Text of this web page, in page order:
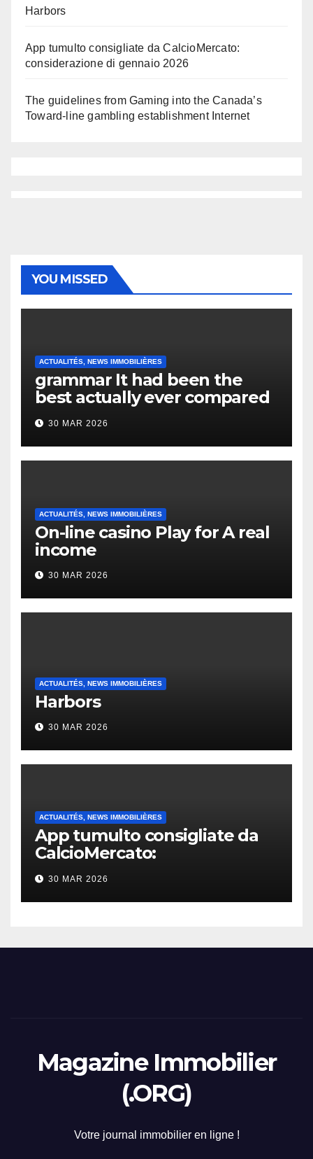
Harbors
App tumulto consigliate da CalcioMercato:
considerazione di gennaio 2026
The guidelines from Gaming into the Canada’s
Toward-line gambling establishment Internet
YOU MISSED
ACTUALITÉS, NEWS IMMOBILIÈRES
grammar It had been the
best actually ever compared
to it’s the top actually?
English Vocabulary Learners
Heap Change
30 MAR 2026
ACTUALITÉS, NEWS IMMOBILIÈRES
On-line casino Play for A real
income
30 MAR 2026
ACTUALITÉS, NEWS IMMOBILIÈRES
Harbors
30 MAR 2026
ACTUALITÉS, NEWS IMMOBILIÈRES
App tumulto consigliate da
CalcioMercato:
considerazione di gennaio
2026
30 MAR 2026
Magazine Immobilier
(.ORG)
Votre journal immobilier en ligne !